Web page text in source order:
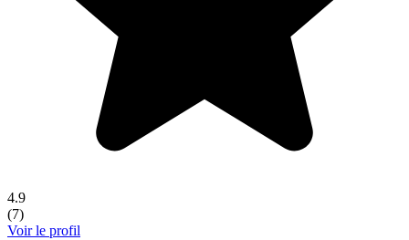
4.9
(7)
Voir le profil